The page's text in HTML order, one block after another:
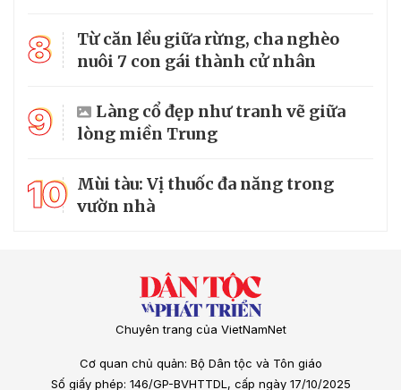
8
Từ căn lều giữa rừng, cha nghèo
nuôi 7 con gái thành cử nhân
9
Làng cổ đẹp như tranh vẽ giữa
lòng miền Trung
10 Mùi tàu: Vị thuốc đa năng trong
vườn nhà
Chuyên trang của VietNamNet
Cơ quan chủ quản: Bộ Dân tộc và Tôn giáo
Số giấy phép: 146/GP-BVHTTDL, cấp ngày 17/10/2025